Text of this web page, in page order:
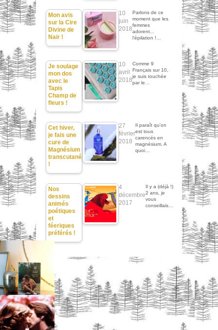
Mon avis
sur la Cire
Divine de
Nair !
10
juin
2018
Parlons de ce
moment que les
femmes
adorent...
l'épilation !…
Je soulage
mon dos
avec le
Tapis
Champ de
fleurs !
10
avril
2018
Comme 9
Français sur 10,
je suis touchée
par le…
Cet hiver,
je fais une
cure de
Magnésium
transcutané
!
27
février
2018
Il paraît qu'on
est tous
carencés en
magnésium. A
quoi…
Nos
dessins
animés
poétiques
et
féeriques
préférés !
4
décembre
2017
Il y a (déjà !)
2 ans, je
vous
conseillais…